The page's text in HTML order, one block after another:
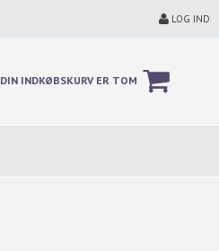
LOG IND
DIN INDKØBSKURV ER TOM